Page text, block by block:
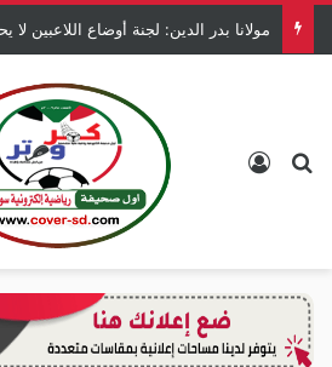
بحث عنتسجيل الدخول